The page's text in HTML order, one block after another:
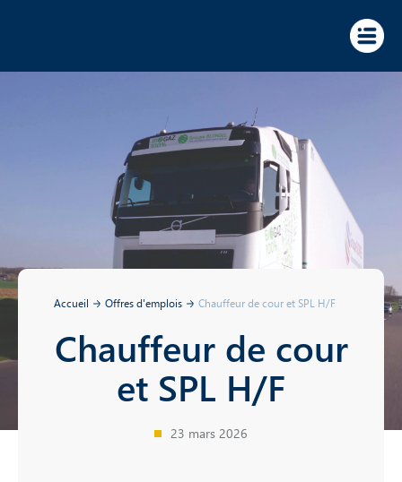
Accueil Offres d'emplois Chauffeur de cour et SPL H/F
Chauffeur de cour
et SPL H/F
23 mars 2026